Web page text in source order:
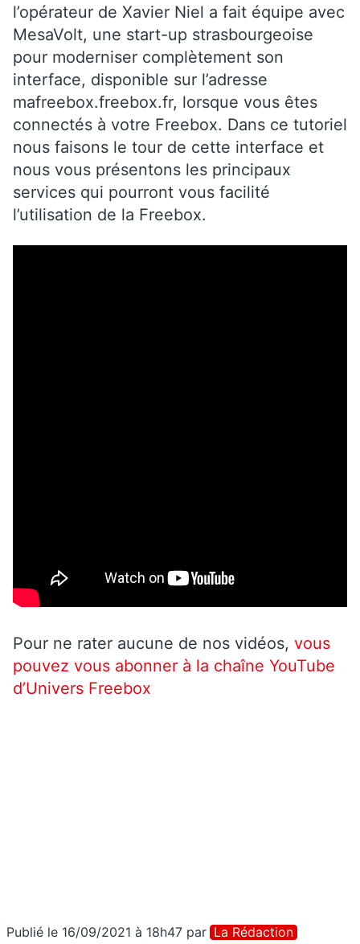
l’opérateur de Xavier Niel a fait équipe avec
MesaVolt, une start-up strasbourgeoise
pour moderniser complètement son
interface, disponible sur l’adresse
mafreebox.freebox.fr, lorsque vous êtes
connectés à votre Freebox. Dans ce tutoriel
nous faisons le tour de cette interface et
nous vous présentons les principaux
services qui pourront vous facilité
l’utilisation de la Freebox.
Pour ne rater aucune de nos vidéos, vous
pouvez vous abonner à la chaîne YouTube
d’Univers Freebox
Publié le 16/09/2021 à 18h47 par La Rédaction